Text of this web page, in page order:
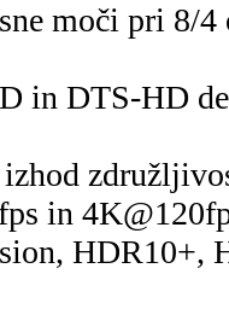
moči pri 8/4
in DTS-HD
in
HDR10+,